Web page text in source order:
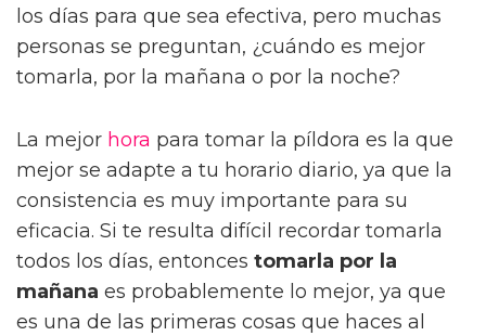
los días para que sea efectiva, pero muchas
personas se preguntan, ¿cuándo es mejor
tomarla, por la mañana o por la noche?
La mejor hora para tomar la píldora es la que
mejor se adapte a tu horario diario, ya que la
consistencia es muy importante para su
eficacia. Si te resulta difícil recordar tomarla
todos los días, entonces tomarla por la
mañana es probablemente lo mejor, ya que
es una de las primeras cosas que haces al